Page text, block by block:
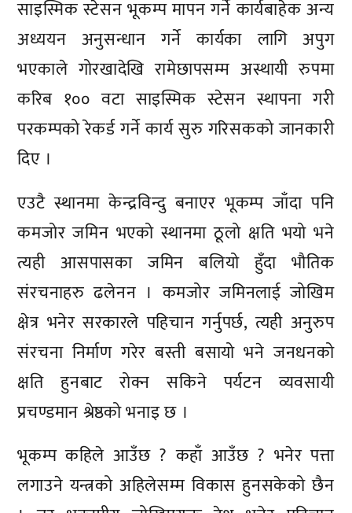
साइस्मिक स्टेसन भूकम्प मापन गर्ने कार्यबाहेक अन्य
अध्ययन अनुसन्धान गर्ने कार्यका लागि अपुग
भएकाले गोरखादेखि रामेछापसम्म अस्थायी रुपमा
करिब १०० वटा साइस्मिक स्टेसन स्थापना गरी
परकम्पको रेकर्ड गर्ने कार्य सुरु गरिसकको जानकारी
दिए ।
एउटै स्थानमा केन्द्रविन्दु बनाएर भूकम्प जाँदा पनि
कमजोर जमिन भएको स्थानमा ठूलो क्षति भयो भने
त्यही आसपासका जमिन बलियो हुँदा भौतिक
संरचनाहरु ढलेनन । कमजोर जमिनलाई जोखिम
क्षेत्र भनेर सरकारले पहिचान गर्नुपर्छ, त्यही अनुरुप
संरचना निर्माण गरेर बस्ती बसायो भने जनधनको
क्षति हुनबाट रोक्न सकिने पर्यटन व्यवसायी
प्रचण्डमान श्रेष्ठको भनाइ छ ।
भूकम्प कहिले आउँछ ? कहाँ आउँछ ? भनेर पत्ता
लगाउने यन्त्रको अहिलेसम्म विकास हुनसकेको छैन